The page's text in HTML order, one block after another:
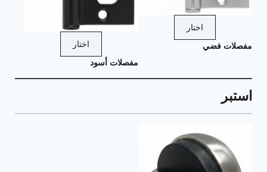
اختار
مفصلات فضي اختار
مفصلات أسود
استبر